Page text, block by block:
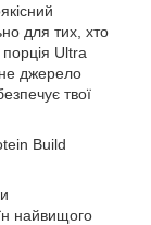
для тих, хто
Ultra
джерело
твої
Build
найвищого